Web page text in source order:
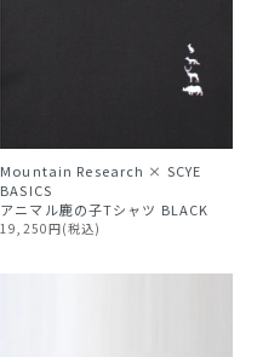
Mountain Research × SCYE
BASICS
アニマル鹿の子Tシャツ BLACK
19,250円(税込)